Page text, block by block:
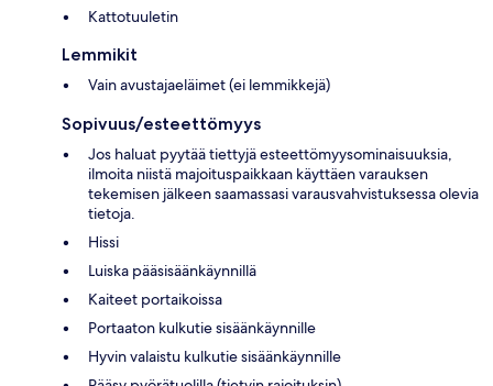
Kattotuuletin
Lemmikit
Vain avustajaeläimet (ei lemmikkejä)
Sopivuus/esteettömyys
Jos haluat pyytää tiettyjä esteettömyysominaisuuksia,
ilmoita niistä majoituspaikkaan käyttäen varauksen
tekemisen jälkeen saamassasi varausvahvistuksessa olevia
tietoja.
Hissi
Luiska pääsisäänkäynnillä
Kaiteet portaikoissa
Portaaton kulkutie sisäänkäynnille
Hyvin valaistu kulkutie sisäänkäynnille